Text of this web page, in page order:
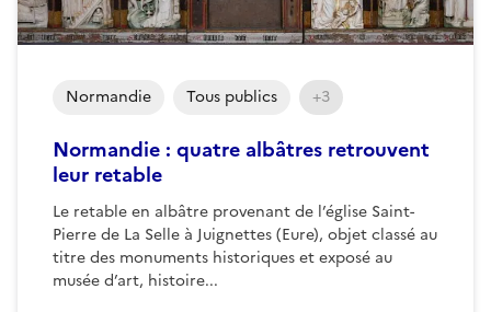
Normandie : quatre albâtres retrouvent
leur retable
Le retable en albâtre provenant de l’église Saint-
Pierre de La Selle à Juignettes (Eure), objet classé au
titre des monuments historiques et exposé au
musée d’art, histoire...
Normandie Tous publics +3